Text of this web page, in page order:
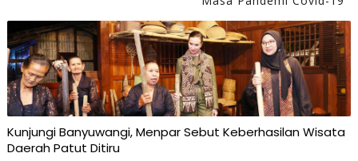
Kunjungi Banyuwangi, Menpar Sebut Keberhasilan Wisata
Daerah Patut Ditiru